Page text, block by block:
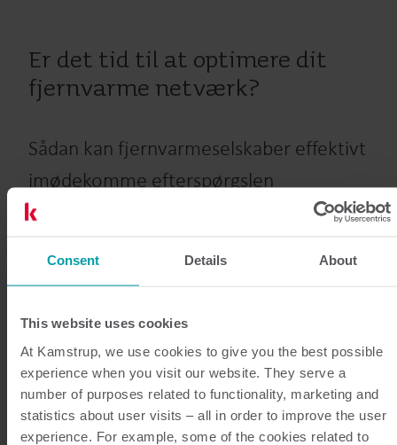
Consent Details About
This website uses cookies
At Kamstrup, we use cookies to give you the best possible
experience when you visit our website. They serve a
number of purposes related to functionality, marketing and
statistics about user visits – all in order to improve the user
experience. For example, some of the cookies related to
Er det tid til at optimere dit
fjernvarme netværk?
Sådan kan fjernvarmeselskaber effektivt
imødekomme efterspørgslen
Opdag, hvordan avancerede varmeanalyser gør
reducere emissioner, sænke returtemperaturen,
spare omkostninger og stoppe varmetab – med
Kamstrup.
Læs mere